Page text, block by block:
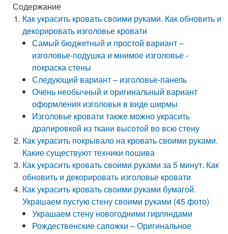
Содержание
Как украсить кровать своими руками. Как обновить и
декорировать изголовье кровати
Самый бюджетный и простой вариант –
изголовье-подушка и мнимое изголовье -
покраска стены
Следующий вариант – изголовье-панель
Очень необычный и оригинальный вариант
оформления изголовья в виде ширмы
Изголовье кровати также можно украсить
драпировкой из ткани высотой во всю стену
Как украсить покрывало на кровать своими руками.
Какие существуют техники пошива
Как украсить кровать своими руками за 5 минут. Как
обновить и декорировать изголовье кровати
Как украсить кровать своими руками бумагой.
Украшаем пустую стену своими руками (45 фото)
Украшаем стену новогодними гирляндами
Рождественские сапожки – Оригинальное